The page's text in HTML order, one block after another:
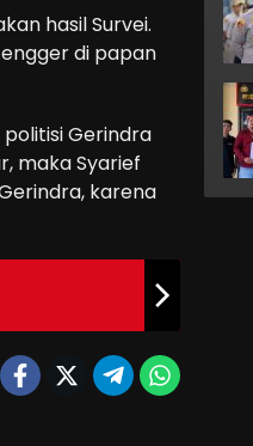
hasil Survei.
di papan
politisi Gerindra
maka Syarief
karena